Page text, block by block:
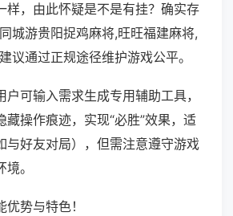
样，由此怀疑是不是有挂？确实存
城游贵阳捉鸡麻将,旺旺福建麻将,
议通过正规途径维护游戏公平。
户可输入需求生成专用辅助工具，
藏操作痕迹，实现“必胜”效果，适
与好友对局），但需注意遵守游戏
。
势与特色！